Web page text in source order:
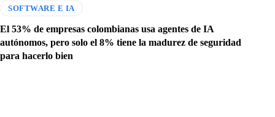
SOFTWARE E IA
El 53% de empresas colombianas usa agentes de IA
autónomos, pero solo el 8% tiene la madurez de seguridad
para hacerlo bien